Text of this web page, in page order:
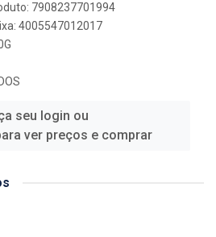
7908237701994
4005547012017
seu login ou
ver preços e comprar